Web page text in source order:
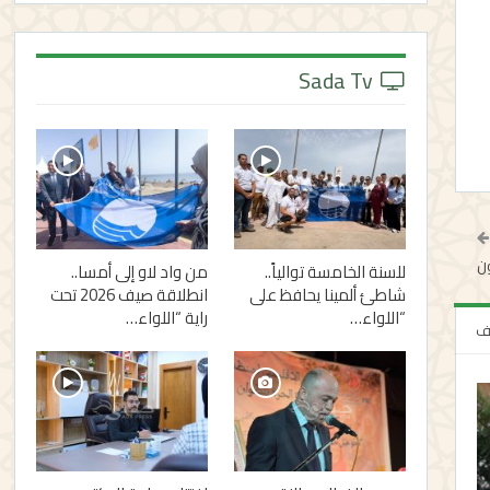
للسنة الخامسة توالياً..
شاطئ ألمينا يحافظ على
“اللواء…
من واد لاو إلى أمسا..
انطلاقة صيف 2026 تحت
راية “اللواء…